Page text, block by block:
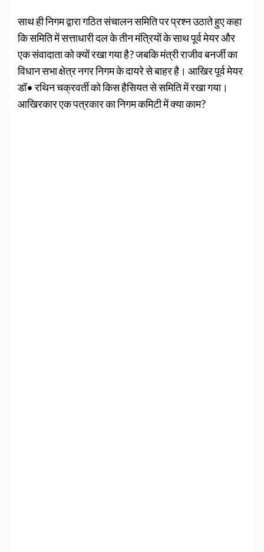
साथ ही निगम द्वारा गठित संचालन समिति पर प्रश्न उठाते हुए कहा
कि समिति में सत्ताधारी दल के तीन मंत्रियों के साथ पूर्व मेयर और
एक संवादाता को क्यों रखा गया है? जबकि मंत्री राजीव बनर्जी का
विधान सभा क्षेत्र नगर निगम के दायरे से बाहर है। आखिर पूर्व मेयर
डॉ• रथिन चक्रवर्ती को किस हैसियत से समिति में रखा गया।
आखिरकार एक पत्रकार का निगम कमिटी में क्या काम?